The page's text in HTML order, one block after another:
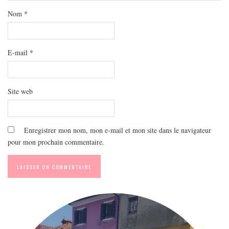
MODE
DIY
A PROPOS
PARUTIONS ET PARTENARIATS
Nom *
E-mail *
Site web
Enregistrer mon nom, mon e-mail et mon site dans le navigateur
pour mon prochain commentaire.